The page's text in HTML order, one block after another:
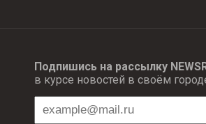
Подпишись на рассылку
в курсе новостей в своём